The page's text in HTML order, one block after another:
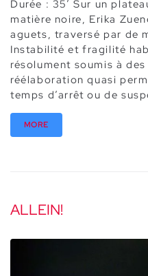
Durée : 35’ Sur un
matière noire, Erika
aguets, traversé par de
Instabilité et fragilité
résolument soumis à
réélaboration quasi
temps d’arrêt ou de
MORE
ALLEIN!